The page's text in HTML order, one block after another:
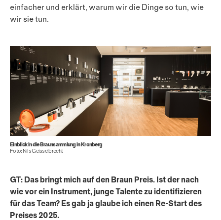
einfacher und erklärt, warum wir die Dinge so tun, wie
wir sie tun.
Einblick in die Braun­sammlung in Kronberg
Foto: Nils Geisselbrecht
GT: Das bringt mich auf den Braun Preis. Ist der nach
wie vor ein Instrument, junge Talente zu identifizieren
für das Team? Es gab ja glaube ich einen Re-Start des
Preises 2025.